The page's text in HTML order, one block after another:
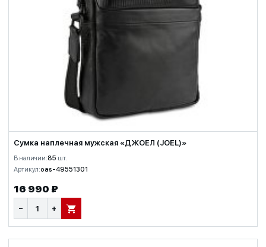
Сумка наплечная мужская «ДЖОЕЛ (JOEL)»
В наличии:85 шт.
Артикул:oas-49551301
16 990 ₽
− + В КОРЗИНУ